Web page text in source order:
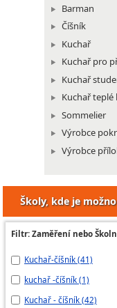
Barman
Číšník
Kuchař
Kuchař pro
Kuchař
Kuchař teplé
Sommelier
Výrobce
Výrobce
Pracovník
Školy, kde je
Filtr: Zaměření nebo
Kuchař-číšník (41)
kuchař -číšník (1)
Kuchař - číšník (42)